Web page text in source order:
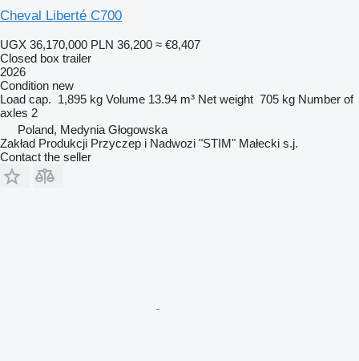
Cheval Liberté C700
UGX 36,170,000 PLN 36,200 ≈ €8,407
Closed box trailer
2026
Condition new
Load cap. 1,895 kg Volume 13.94 m³ Net weight 705 kg Number of
axles 2
Poland, Medynia Głogowska
Zakład Produkcji Przyczep i Nadwozi "STIM" Małecki s.j.
Contact the seller